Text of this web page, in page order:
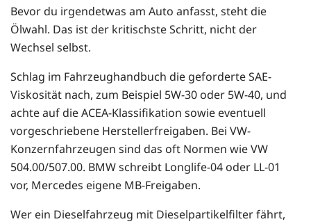
Bevor du irgendetwas am Auto anfasst, steht die
Ölwahl. Das ist der kritischste Schritt, nicht der
Wechsel selbst.
Schlag im Fahrzeughandbuch die geforderte SAE-
Viskosität nach, zum Beispiel 5W-30 oder 5W-40, und
achte auf die ACEA-Klassifikation sowie eventuell
vorgeschriebene Herstellerfreigaben. Bei VW-
Konzernfahrzeugen sind das oft Normen wie VW
504.00/507.00. BMW schreibt Longlife-04 oder LL-01
vor, Mercedes eigene MB-Freigaben.
Wer ein Dieselfahrzeug mit Dieselpartikelfilter fährt,